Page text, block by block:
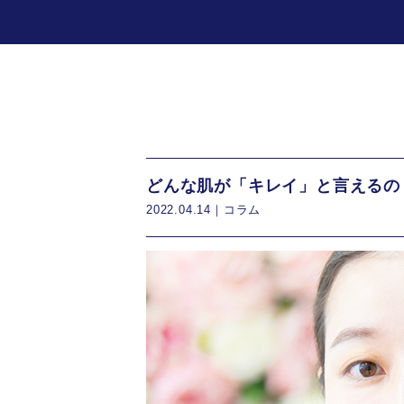
どんな肌が「キレイ」と言えるの
2022.04.14｜ コラム